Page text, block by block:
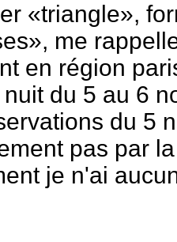
«triangle»,
me
en région
du 5 au 6
du 5
pas par
je n'ai